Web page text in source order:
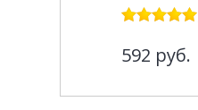
592 руб.